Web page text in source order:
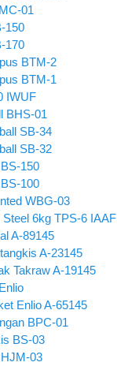
01
150
170
BTM-2
BTM-1
IWUF
BHS-01
SB-34
SB-32
150
100
WBG-03
6kg TPS-6 IAAF
A-89145
A-23145
Takraw A-19145
Enlio A-65145
BPC-01
BS-03
03